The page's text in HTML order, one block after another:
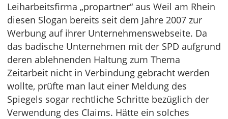
Leiharbeitsfirma „propartner“ aus Weil am Rhein
diesen Slogan bereits seit dem Jahre 2007 zur
Werbung auf ihrer Unternehmenswebseite. Da
das badische Unternehmen mit der SPD aufgrund
deren ablehnenden Haltung zum Thema
Zeitarbeit nicht in Verbindung gebracht werden
wollte, prüfte man laut einer Meldung des
Spiegels sogar rechtliche Schritte bezüglich der
Verwendung des Claims. Hätte ein solches